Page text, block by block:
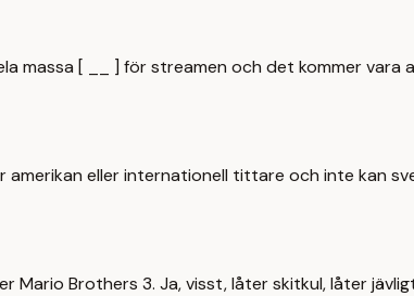
massa [ __ ] för streamen och det kommer
eller internationell tittare och inte kan
Mario Brothers 3. Ja, visst, låter skitkul, låter